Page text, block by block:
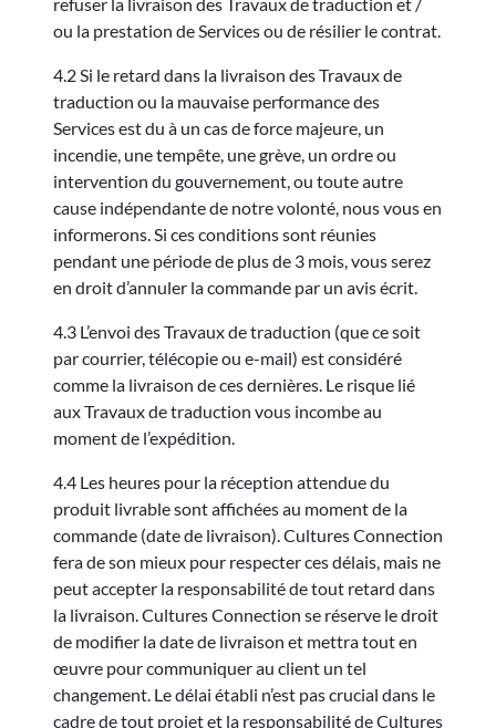
ou la prestation de Services ou de résilier le contrat.
4.2 Si le retard dans la livraison des Travaux de
traduction ou la mauvaise performance des
Services est du à un cas de force majeure, un
incendie, une tempête, une grève, un ordre ou
intervention du gouvernement, ou toute autre
cause indépendante de notre volonté, nous vous en
informerons. Si ces conditions sont réunies
pendant une période de plus de 3 mois, vous serez
en droit d’annuler la commande par un avis écrit.
4.3 L’envoi des Travaux de traduction (que ce soit
par courrier, télécopie ou e-mail) est considéré
comme la livraison de ces dernières. Le risque lié
aux Travaux de traduction vous incombe au
moment de l’expédition.
4.4 Les heures pour la réception attendue du
produit livrable sont affichées au moment de la
commande (date de livraison). Cultures Connection
fera de son mieux pour respecter ces délais, mais ne
peut accepter la responsabilité de tout retard dans
la livraison. Cultures Connection se réserve le droit
de modifier la date de livraison et mettra tout en
œuvre pour communiquer au client un tel
changement. Le délai établi n’est pas crucial dans le
cadre de tout projet et la responsabilité de Cultures